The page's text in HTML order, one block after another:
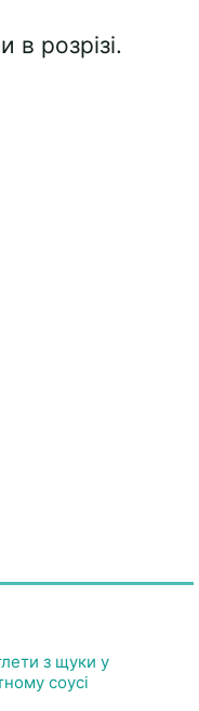
розрізі.